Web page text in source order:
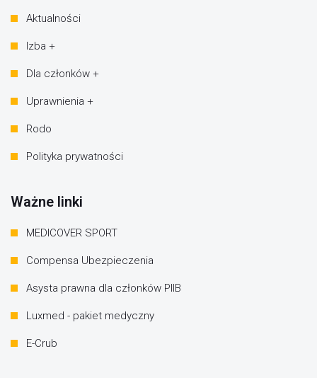
Aktualności
Izba +
Dla członków +
Uprawnienia +
Rodo
Polityka prywatności
Ważne linki
MEDICOVER SPORT
Compensa Ubezpieczenia
Asysta prawna dla członków PIIB
Luxmed - pakiet medyczny
E-Crub